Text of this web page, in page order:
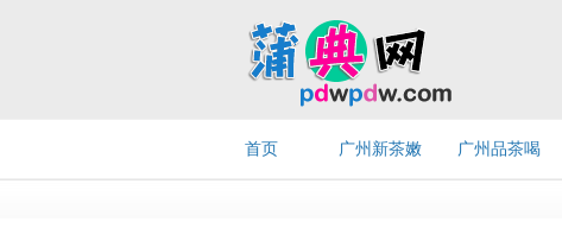
首页 广州新茶嫩 广州品茶喝